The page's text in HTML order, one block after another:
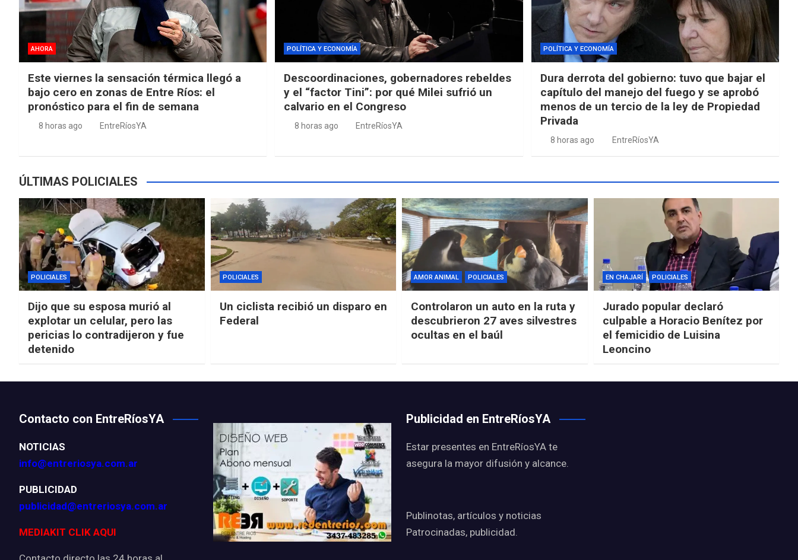
AHORA
Este viernes la sensación térmica llegó a
bajo cero en zonas de Entre Ríos: el
pronóstico para el fin de semana
8 horas ago EntreRíosYA
POLÍTICA Y ECONOMÍA
Descoordinaciones, gobernadores rebeldes
y el “factor Tini”: por qué Milei sufrió un
calvario en el Congreso
8 horas ago EntreRíosYA
POLÍTICA Y ECONOMÍA
Dura derrota del gobierno: tuvo que bajar el
capítulo del manejo del fuego y se aprobó
menos de un tercio de la ley de Propiedad
Privada
8 horas ago EntreRíosYA
ÚLTIMAS POLICIALES
POLICIALES
Dijo que su esposa murió al
explotar un celular, pero las
pericias lo contradijeron y fue
detenido
POLICIALES
Un ciclista recibió un disparo en
Federal
AMOR ANIMAL POLICIALES
Controlaron un auto en la ruta y
descubrieron 27 aves silvestres
ocultas en el baúl
EN CHAJARÍ POLICIALES
Jurado popular declaró
culpable a Horacio Benítez por
el femicidio de Luisina
Leoncino
Contacto con EntreRíosYA
NOTICIAS
info@entreriosya.com.ar
PUBLICIDAD
publicidad@entreriosya.com.ar
MEDIAKIT CLIK AQUI
Publicidad en EntreRíosYA
Estar presentes en EntreRíosYA te
asegura la mayor difusión y alcance.
Publinotas, artículos y noticias
Patrocinadas, publicidad.